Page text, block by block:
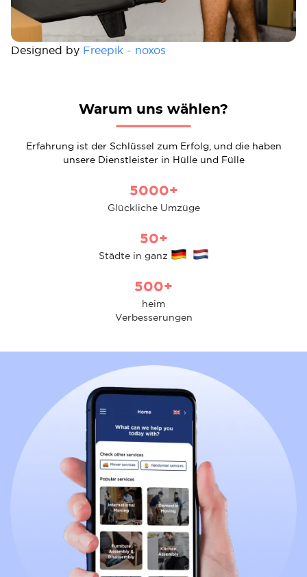
Designed by Freepik - noxos
Warum uns wählen?
Erfahrung ist der Schlüssel zum Erfolg, und die haben
unsere Dienstleister in Hülle und Fülle
5000+
Glückliche Umzüge
50+
Städte in ganz
500+
heim
Verbesserungen